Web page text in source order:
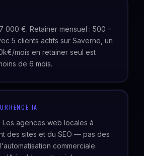
000 €. Retainer mensuel : 500 –
5 clients actifs sur Saverne, un
mois en retainer seul est
de 6 mois.
IA
Les agences web locales à
des sites et du SEO — pas des
commerciale.